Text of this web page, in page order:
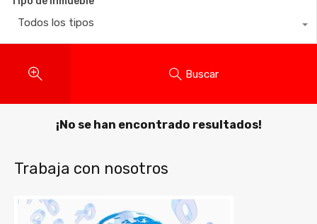
Todos los tipos
Buscar
¡No se han encontrado resultados!
Trabaja con nosotros